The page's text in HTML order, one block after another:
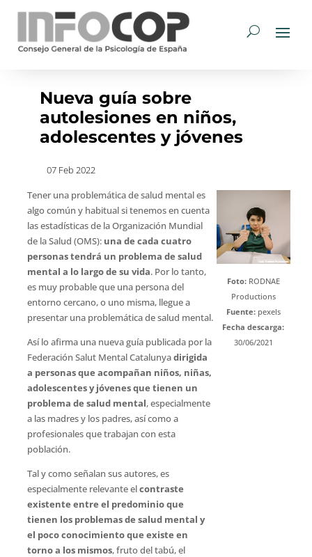
Nueva guía sobre
autolesiones en niños,
adolescentes y jóvenes
07 Feb 2022
Tener una problemática de salud mental es
algo común y habitual si tenemos en cuenta
las estadísticas de la Organización Mundial
de la Salud (OMS): una de cada cuatro
personas tendrá un problema de salud
mental a lo largo de su vida. Por lo tanto,
es muy probable que una persona del
entorno cercano, o uno misma, llegue a
presentar una problemática de salud mental.
Así lo afirma una nueva guía publicada por la
Federación Salut Mental Catalunyadirigida
a personas que acompañan niños, niñas,
adolescentes y jóvenes que tienen un
problema de salud mental, especialmente
a las madres y los padres, así como a
profesionales que trabajan con esta
población.
Tal y como señalan sus autores, es
especialmente relevante elcontraste
existente entre el predominio que
tienen los problemas de salud mental y
el poco conocimiento que existe en
torno a los mismos, fruto del tabú, el
Foto:RODNAE
Productions
Fuente: pexels
Fecha descarga:
30/06/2021